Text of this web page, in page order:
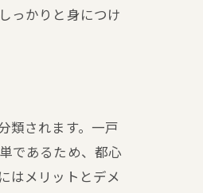
っかりと身につけ
類されます。一戸
であるため、都心
はメリットとデメ